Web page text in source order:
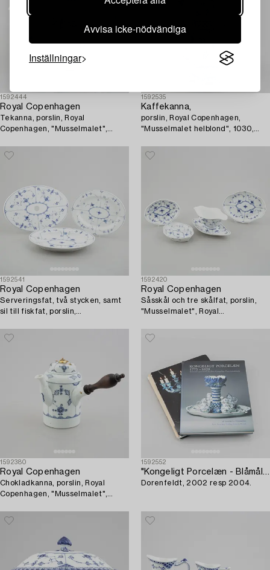
Avvisa icke-nödvändiga
Inställningar
1592444
Royal Copenhagen
Tekanna, porslin, Royal
Copenhagen, "Musselmalet",
1592535
Kaffekanna,
porslin, Royal Copenhagen,
"Musselmalet helblond", 1030,
1592541
Royal Copenhagen
Serveringsfat, två stycken, samt
sil till fiskfat, porslin,
Copenhagen.
1592420
Royal Copenhagen
Såsskål och tre skålfat, porslin,
"Musselmalet", Royal
senare.
1592380
Royal Copenhagen
Chokladkanna, porslin, Royal
Copenhagen, "Musselmalet",
Gregoriius Schaltz.
1592552
"Kongeligt Porcelæn - Blåmålet porcelæn fra Den Kongelige Porcelainsfabrik",
Dorenfeldt, 2002 resp 2004.